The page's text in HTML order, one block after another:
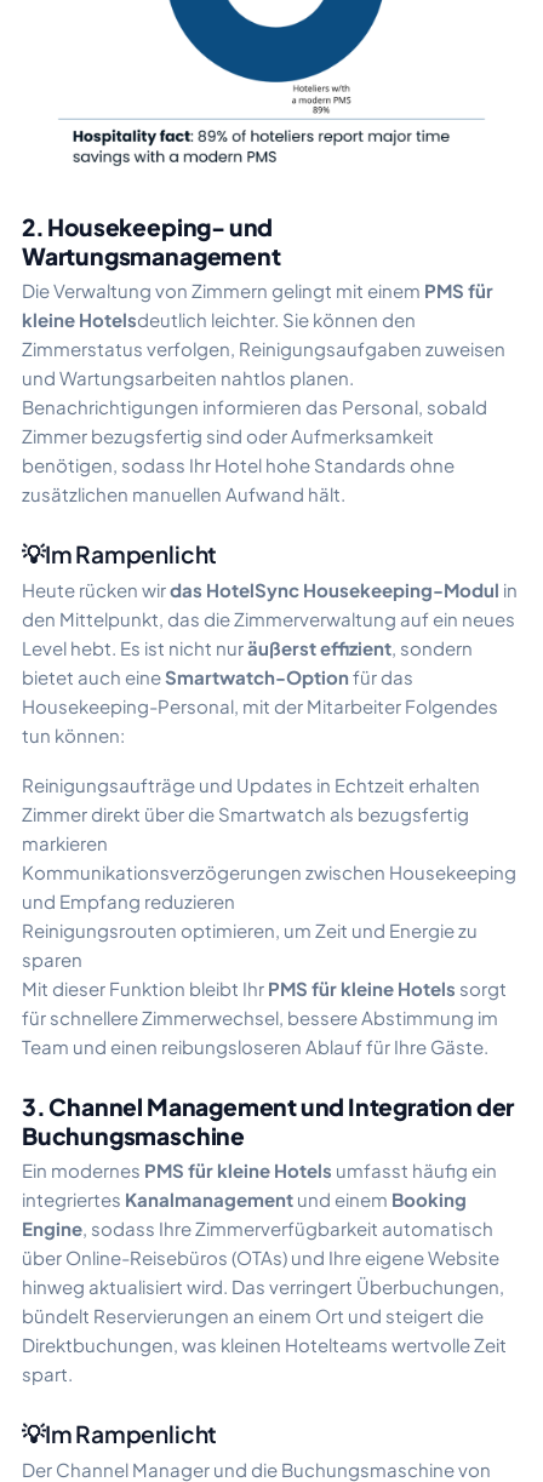
2. Housekeeping- und
Wartungsmanagement
Die Verwaltung von Zimmern gelingt mit einem PMS für
kleine Hotelsdeutlich leichter. Sie können den
Zimmerstatus verfolgen, Reinigungsaufgaben zuweisen
und Wartungsarbeiten nahtlos planen.
Benachrichtigungen informieren das Personal, sobald
Zimmer bezugsfertig sind oder Aufmerksamkeit
benötigen, sodass Ihr Hotel hohe Standards ohne
zusätzlichen manuellen Aufwand hält.
💡Im Rampenlicht
Heute rücken wirdas HotelSync Housekeeping-Modul in
den Mittelpunkt, das die Zimmerverwaltung auf ein neues
Level hebt. Es ist nicht nuräußerst effizient, sondern
bietet auch eineSmartwatch-Option für das
Housekeeping-Personal, mit der Mitarbeiter Folgendes
tun können:
Reinigungsaufträge und Updates in Echtzeit erhalten
Zimmer direkt über die Smartwatch als bezugsfertig
markieren
Kommunikationsverzögerungen zwischen Housekeeping
und Empfang reduzieren
Reinigungsrouten optimieren, um Zeit und Energie zu
sparen
Mit dieser Funktion bleibt Ihr PMS für kleine Hotels sorgt
für schnellere Zimmerwechsel, bessere Abstimmung im
Team und einen reibungsloseren Ablauf für Ihre Gäste.
3. Channel Management und Integration der
Buchungsmaschine
Ein modernes PMS für kleine Hotels umfasst häufig ein
integriertes Kanalmanagement und einem Booking
Engine, sodass Ihre Zimmerverfügbarkeit automatisch
über Online-Reisebüros (OTAs) und Ihre eigene Website
hinweg aktualisiert wird. Das verringert Überbuchungen,
bündelt Reservierungen an einem Ort und steigert die
Direktbuchungen, was kleinen Hotelteams wertvolle Zeit
spart.
💡Im Rampenlicht
Der Channel Manager und die Buchungsmaschine von